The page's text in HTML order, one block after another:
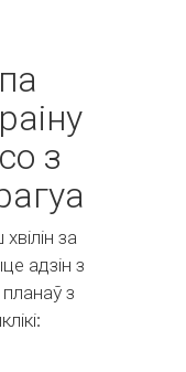
з
за
адзін з
з